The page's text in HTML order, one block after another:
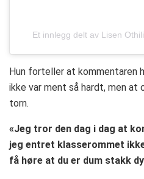
Et innlegg delt av Lisen
Hun forteller at kommentaren
ikke var ment så hardt, men
torn.
«Jeg tror den dag i dag at
jeg entret klasserommet
få høre at du er dum stakk